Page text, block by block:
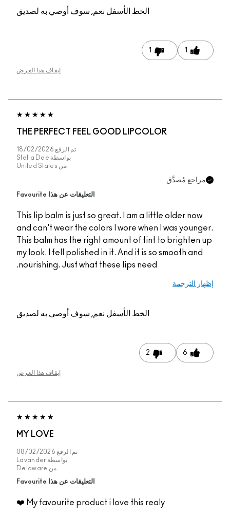
الخط الأسفلنعم, سوف أوصي به لصديق
1
1
إيقاف هذا العرض
THE PERFECT FEEL GOOD LIPCOLOR
تم الرفع 18/02/2026
بواسطةStella Dee
United States
مراجع مُصدَّق
التعليقات عن هذا Favourite
This lip balm is just so great. I am a little older now
and can't wear the colors I wore when I was younger.
This balm has the right amount of tint to brighten up
my look. I fell polished in it. And it is so smooth and
nourishing. Just what these lips need.
إظهار الترجمة
الخط الأسفلنعم, سوف أوصي به لصديق
6
2
إيقاف هذا العرض
MY LOVE
تم الرفع 08/02/2026
بواسطةLavander
Delaware
التعليقات عن هذا Favourite
My favourite product i love this realy ❤️